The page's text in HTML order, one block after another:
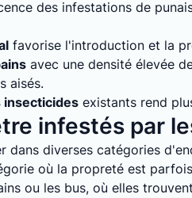
des infestations de
favorise l'introduction et la
avec une densité élevée
aisés.
insecticides existants rend
infestés par
dans diverses catégories
où la propreté est
ou les bus, où elles